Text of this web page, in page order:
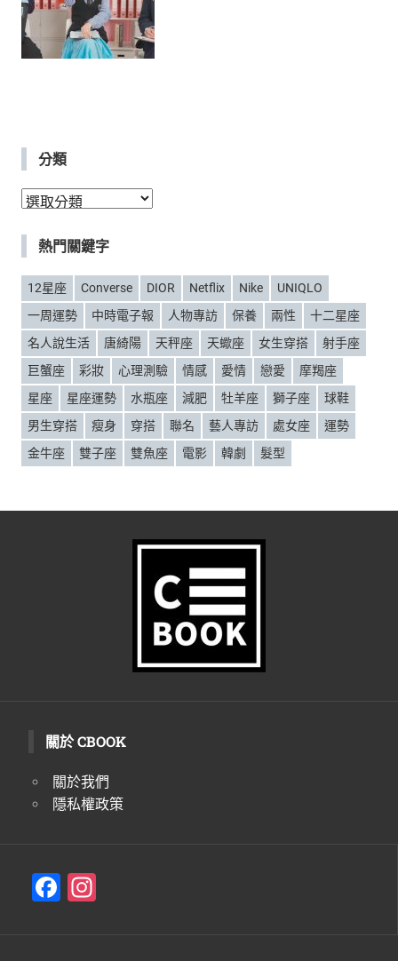
分類
分
熱門關鍵字
12星座 Converse DIOR Netflix Nike
UNIQLO
一周運勢
中時電子報 人物專訪 保養 兩性
十二星座
名人說生活
唐綺陽 天秤座 天蠍座 女生穿搭
射手座
巨蟹座
彩妝 心理測驗 情感 愛情 戀愛
摩羯座
星座
星座運勢 水瓶座 減肥 牡羊座 獅子座
球鞋
男生穿搭
瘦身 穿搭 聯名 藝人專訪 處女座
運勢
金牛座
雙子座 雙魚座 電影 韓劇 髮型
關於 CBOOK
關於我們
隱私權政策
F